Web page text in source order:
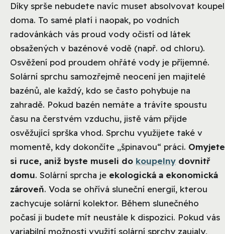
Díky sprše nebudete navíc muset absolvovat koupel
doma. To samé platí i naopak, po vodních
radovánkách vás proud vody očistí od látek
obsažených v bazénové vodě (např. od chloru).
Osvěžení pod proudem ohřáté vody je příjemné.
Solární sprchu samozřejmě neocení jen majitelé
bazénů, ale každý, kdo se často pohybuje na
zahradě. Pokud bazén nemáte a trávíte spoustu
času na čerstvém vzduchu, jistě vám přijde
osvěžující sprška vhod. Sprchu využijete také v
momentě, kdy dokončíte „špinavou“ práci. Omyjete
si ruce, aniž byste museli do koupelny dovnitř
domu. Solární sprcha je ekologická a ekonomická
zároveň. Voda se ohřívá sluneční energií, kterou
zachycuje solární kolektor. Během slunečného
počasí ji budete mít neustále k dispozici. Pokud vás
variabilní možnosti využití solární sprchy zaujaly,